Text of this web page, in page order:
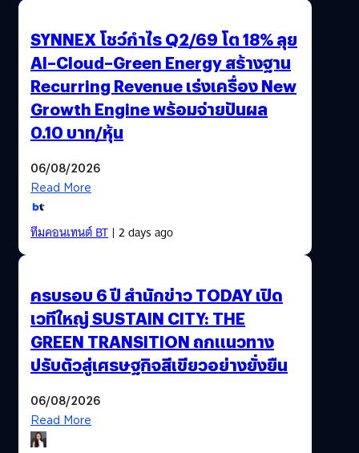
SYNNEX โชว์กำไร Q2/69 โต 18% ลุย
AI–Cloud–Green Energy สร้างฐาน
Recurring Revenue เร่งเครื่อง New
Growth Engine พร้อมจ่ายปันผล
0.10 บาท/หุ้น
06/08/2026
Read More
ทีมคอนเทนต์ BT| 2 days ago
ครบรอบ 6 ปี สำนักข่าว TODAY เปิด
เวทีใหญ่ SUSTAIN CITY: THE
GREEN TRANSITION ถกแนวทาง
ปรับตัวสู่เศรษฐกิจสีเขียวอย่างยั่งยืน
06/08/2026
Read More